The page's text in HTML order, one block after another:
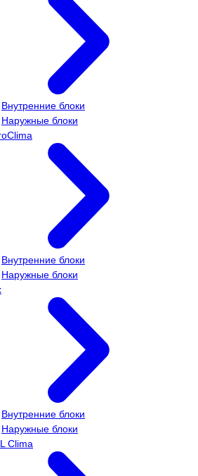
Внутренние блоки
Наружные блоки
Внутренние блоки
Наружные блоки
Внутренние блоки
Наружные блоки
Clima